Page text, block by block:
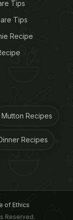
Tips
Tips
Recipe
Mutton Recipes
Recipes
of Ethics
Reserved.